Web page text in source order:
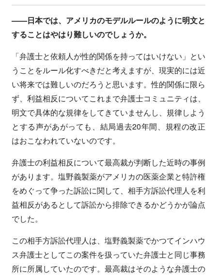
——日本では、アメリカのモデルルールのように明文と
することはやはり難しいのでしょうか。
「弁護士と依頼人が性的関係を持ってはいけない」とい
うことをルール化すべきだと考えますが、現実的には近
い将来では難しいのだろうと思います。性的関係に限ら
ず、利益相反についてこれまで弁護士コミュニティは、
明文で具体的な規律をしてきていませんし、規律しよう
とする声があがっても、結局過去20年間、規程の改正
はおこなわれていないのです。
弁護士の利益相反について最高裁が判断した近時の事例
があります。塩野義製薬がアメリカの医薬企業と特許権
をめぐって争った訴訟に関して、相手方訴訟代理人を利
益相反があるとして訴訟から排除できるかどうかが論点
でした。
この相手方訴訟代理人は、塩野義製薬でかつてインハウ
ス弁護士としてこの案件を扱っていた弁護士と同じ事務
所に所属していたのです。最高裁はそのような弁護士の